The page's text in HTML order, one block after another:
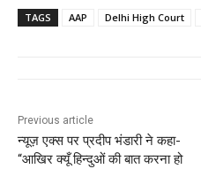
TAGS AAP Delhi High Court
Previous article
न्यूज़ एक्स पर प्रदीप भंडारी ने कहा-
“आखिर क्यूँ हिन्दुओं की बात करना हो